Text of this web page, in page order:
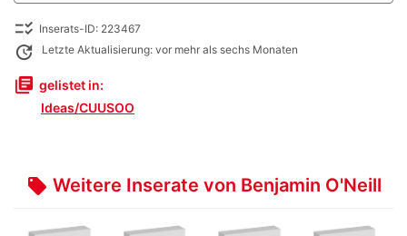
checklist_rtl Inserats-ID: 223467
update Letzte Aktualisierung: vor mehr als sechs Monaten
library_books gelistet in:
Ideas/CUUSOO
local_offer Weitere Inserate von Benjamin O'Neill